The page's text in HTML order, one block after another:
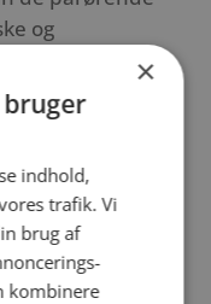
og
stilling?
og
hvis ingen
×
bruger
indhold,
trafik. Vi
brug af
kombinere